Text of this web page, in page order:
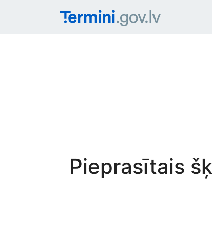
Pieprasītais